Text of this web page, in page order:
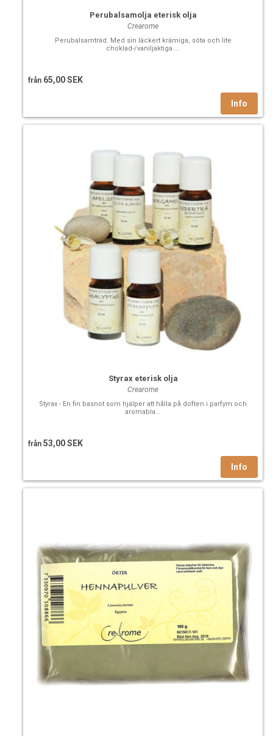
Perubalsamolja eterisk olja
Crearome
Perubalsamträd. Med sin läckert krämiga, söta och lite
choklad-/vaniljaktiga ...
från 65,00 SEK
Styrax eterisk olja
Crearome
Styrax - En fin basnot som hjälper att hålla på doften i parfym­ och
aromabla...
från 53,00 SEK